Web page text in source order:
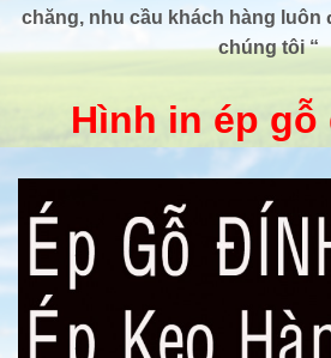
chăng, nhu cầu khách hàng
chúng tôi “
Hình in ép gỗ